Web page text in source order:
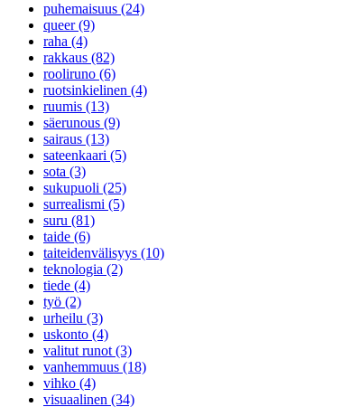
puhemaisuus (24)
queer (9)
raha (4)
rakkaus (82)
rooliruno (6)
ruotsinkielinen (4)
ruumis (13)
säerunous (9)
sairaus (13)
sateenkaari (5)
sota (3)
sukupuoli (25)
surrealismi (5)
suru (81)
taide (6)
taiteidenvälisyys (10)
teknologia (2)
tiede (4)
työ (2)
urheilu (3)
uskonto (4)
valitut runot (3)
vanhemmuus (18)
vihko (4)
visuaalinen (34)